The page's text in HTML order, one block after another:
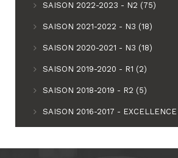
SAISON 2022-2023 - N2 (75)
SAISON 2021-2022 - N3 (18)
SAISON 2020-2021 - N3 (18)
SAISON 2019-2020 - R1 (2)
SAISON 2018-2019 - R2 (5)
SAISON 2016-2017 -